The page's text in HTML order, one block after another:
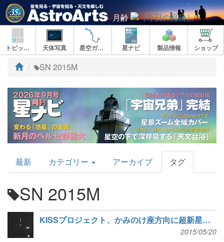
月齢
トピックス 天体写真 星空ガイド 星ナビ 製品情報 ショップ
ト
プ
SN 2015M
AstroArts
Topics
最新 カテゴリー アーカイブ タグ
SN 2015M
KISSプロジェクト、かみのけ座方向に超新星を発見、板垣さんも発見
2015/05/20